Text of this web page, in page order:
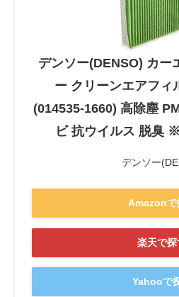
デンソー(DENSO) カー
ー クリーンエアフィ
(014535-1660) 高除塵
ビ 抗ウイルス 脱臭
デンソー
Amazonで
楽天で探
Yahooで